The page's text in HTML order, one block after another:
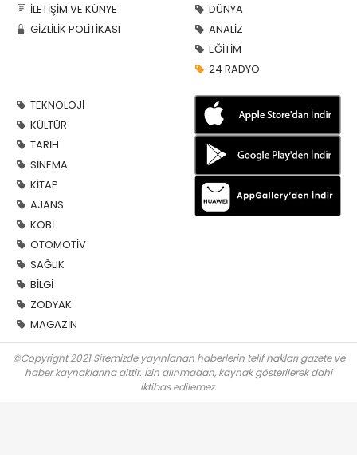
İLETİŞİM VE KÜNYE
GİZLİLİK POLİTİKASI
DÜNYA
ANALİZ
EĞİTİM
24 RADYO
TEKNOLOJİ
KÜLTÜR
TARİH
SİNEMA
KİTAP
AJANS
KOBİ
OTOMOTİV
SAĞLIK
BİLGİ
ZODYAK
MAGAZİN
©Copyright 2021 Sitemizde yayınlanan haberlerin telif hakları gazete ve
haber kaynaklarına aittir. İzin alınmadan, kaynak gösterilerek dahi
iktibas edilemez.